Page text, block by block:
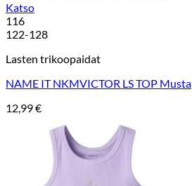
Katso
116
122-128
Lasten trikoopaidat
NAME IT NKMVICTOR LS TOP Musta
12,99€